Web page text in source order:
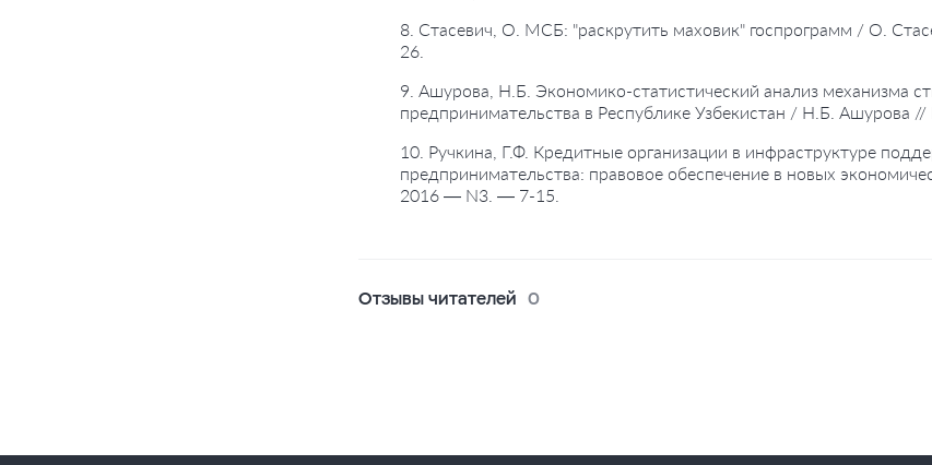
8. Стасевич, О. МСБ: "раскрутить маховик" госпрограмм / О.
26.
9. Ашурова, Н.Б. Экономико-статистический анализ механизма
предпринимательства в Республике Узбекистан / Н.Б.
10. Ручкина, Г.Ф. Кредитные организации в инфраструктуре
предпринимательства: правовое обеспечение в новых
2016 — N3. — 7-15.
Отзывы читателей 0